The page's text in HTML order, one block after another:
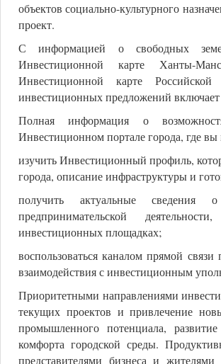
объектов социально-культурного
проект.
С информацией о свободных
Инвестиционной карте Ханты-
Инвестиционной карте
инвестиционных предложений
Полная информация о
Инвестиционном портале города, где вы
изучить Инвестиционный профиль,
города, описание инфраструктуры и
получить актуальные
предпринимательской
инвестиционных площадках;
воспользоваться каналом прямой
взаимодействия с инвестиционным
Приоритетными направлениями
текущих проектов и привлечение
промышленного потенциала,
комфорта городской среды.
представителями бизнеса и жителями